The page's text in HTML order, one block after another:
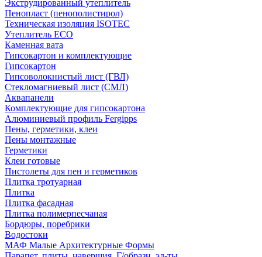
Экструдированный утеплитель
Пенопласт (пенополистирол)
Техническая изоляция ISOTEC
Утеплитель ECO
Каменная вата
Гипсокартон и комплектующие
Гипсокартон
Гипсоволокнистый лист (ГВЛ)
Стекломагниевый лист (СМЛ)
Аквапанели
Комплектующие для гипсокартона
Алюминиевый профиль Fergipps
Пены, герметики, клеи
Пены монтажные
Герметики
Клеи готовые
Пистолеты для пен и герметиков
Плитка тротуарная
Плитка
Плитка фасадная
Плитка полимерпесчаная
Бордюры, поребрики
Водостоки
МАФ Малые Архитектурные Формы